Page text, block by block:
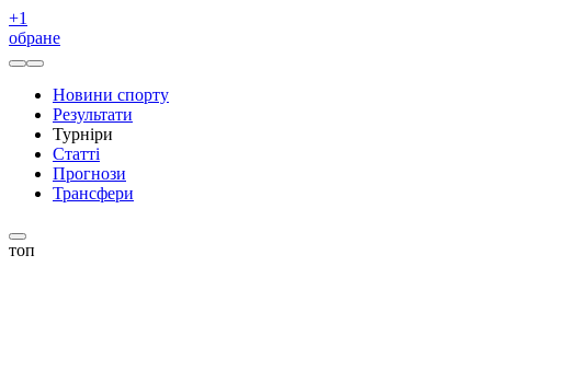
+1
обране
Новини спорту
Результати
Турніри
Статті
Прогнози
Трансфери
топ